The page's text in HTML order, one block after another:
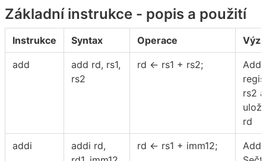
Základní instrukce - popis a použití
Instrukce Syntax Operace
add
add rd, rs1,
rs2
rd ← rs1 + rs2;
rs2
rd
addi
addi rd,
rd ← rs1 + imm12;
Add